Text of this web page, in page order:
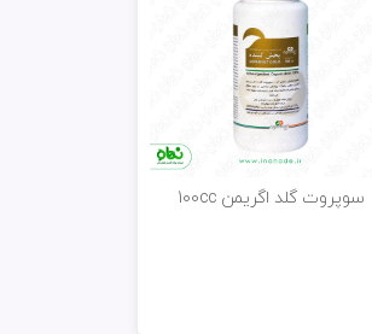
سوپروت گلد اگریمن 100cc